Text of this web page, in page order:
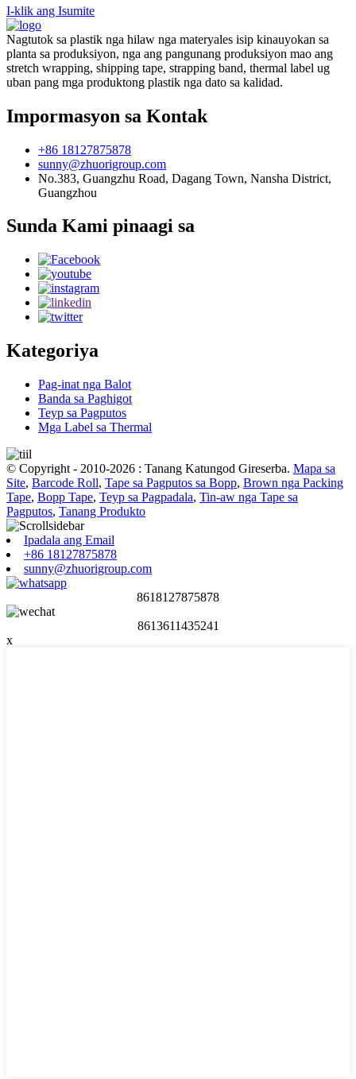
I-klik ang Isumite
Nagtutok sa plastik nga hilaw nga materyales isip kinauyokan sa
planta sa produksiyon, nga ang pangunang produksiyon mao ang
stretch wrapping, shipping tape, strapping band, thermal label ug
uban pang mga produktong plastik nga dato sa kalidad.
Impormasyon sa Kontak
+86 18127875878
sunny@zhuorigroup.com
No.383, Guangzhu Road, Dagang Town, Nansha District,
Guangzhou
Sunda Kami pinaagi sa
Kategoriya
Pag-inat nga Balot
Banda sa Paghigot
Teyp sa Pagputos
Mga Label sa Thermal
© Copyright - 2010-2026 : Tanang Katungod Gireserba. Mapa sa
Site, Barcode Roll, Tape sa Pagputos sa Bopp, Brown nga Packing
Tape, Bopp Tape, Teyp sa Pagpadala, Tin-aw nga Tape sa
Pagputos, Tanang Produkto
Ipadala ang Email
+86 18127875878
sunny@zhuorigroup.com
8618127875878
8613611435241
x